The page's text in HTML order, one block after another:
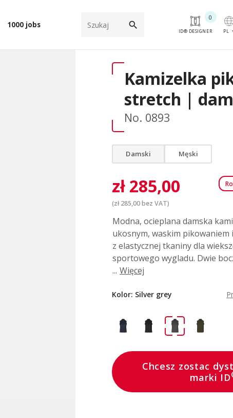
1000 jobs
ID® DESIGNER
0
PL
search
Kamizelka
stretch |
No. 0893
Damski Męski
zł 285,00
(zł 285,00bez VAT)
Modna, ocieplana damska
ukosnym, waskim pikowaniem
z elastycznej tkaniny dla
sportowego wygladu. Dwie
... Więcej
Kolor: Silver grey
Chcesz zostac
marki ID